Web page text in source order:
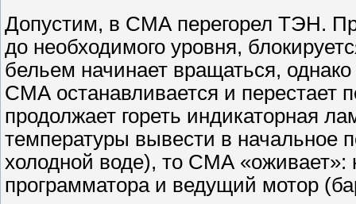
Допустим, в СМА перегорел ТЭН.
до необходимого уровня,
бельем начинает вращаться,
СМА останавливается и перестает
продолжает гореть индикаторная
температуры вывести в начальное
холодной воде), то СМА «оживает»:
программатора и ведущий мотор